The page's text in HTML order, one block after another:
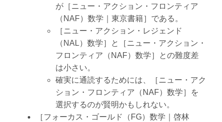
が［ニュー・アクション・フロンティア
（NAF）数学｜東京書籍］である。
［ニュー・アクション・レジェンド
（NAL）数学］と［ニュー・アクション・
フロンティア（NAF）数学］との難度差
は小さい。
確実に通読するためには、［ニュー・アク
ション・フロンティア（NAF）数学］を
選択するのが賢明かもしれない。
［フォーカス・ゴールド（FG）数学｜啓林